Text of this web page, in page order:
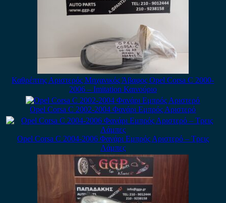
Καθρέπτης Αριστερός Μηχανικός Άβαφος Opel Corsa C 2000-
2006 – Imitation Καινούριο
Opel Corsa C 2002-2004 Φανάρι Εμπρός Αριστερό
Opel Corsa C 2004-2006 Φανάρι Εμπρός Αριστερό – Tρεις
Λάμπες